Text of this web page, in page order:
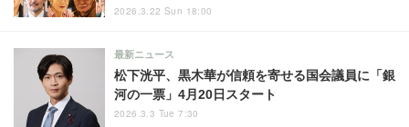
2026.3.22 Sun 18:00
松下洸平、黒木華が信頼を寄せる国会議員に「銀
河の一票」4月20日スタート
最新ニュース
2026.3.3 Tue 7:30